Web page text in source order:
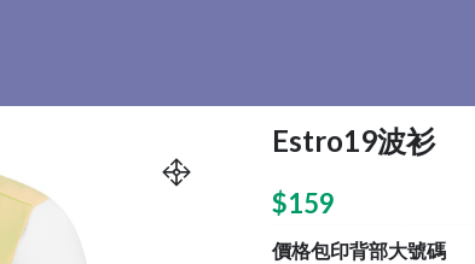
Estro19波衫
$159
價格包印背部大號碼